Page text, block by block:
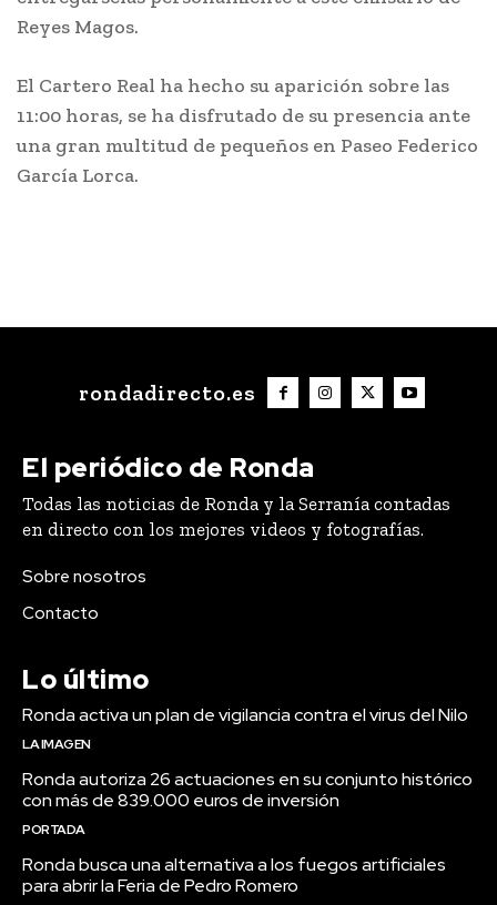
Reyes Magos.
El Cartero Real ha hecho su aparición sobre las
11:00 horas, se ha disfrutado de su presencia ante
una gran multitud de pequeños en Paseo Federico
García Lorca.
rondadirecto.es
El periódico de Ronda
Todas las noticias de Ronda y la Serranía contadas
en directo con los mejores videos y fotografías.
Sobre nosotros
Contacto
Lo último
Ronda activa un plan de vigilancia contra el virus del Nilo
LA IMAGEN
Ronda autoriza 26 actuaciones en su conjunto histórico
con más de 839.000 euros de inversión
PORTADA
Ronda busca una alternativa a los fuegos artificiales
para abrir la Feria de Pedro Romero